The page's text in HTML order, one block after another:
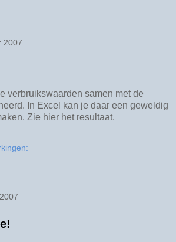
2007
verbruikswaarden samen met de
In Excel kan je daar een geweldig
Zie hier het resultaat.